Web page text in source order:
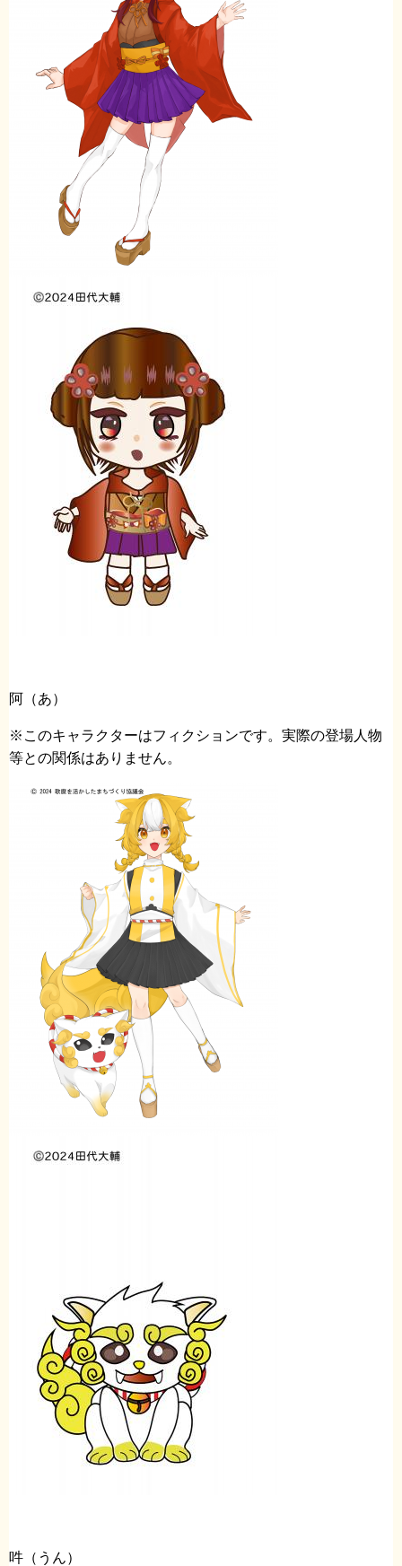
阿（あ）
※このキャラクターはフィクションです。実際の登場人物
等との関係はありません。
吽（うん）